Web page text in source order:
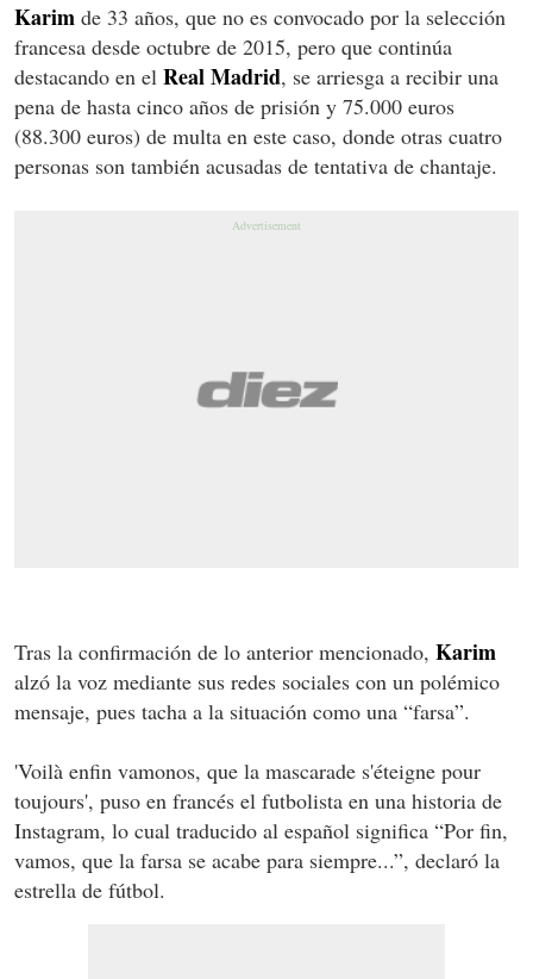
Karim de 33 años, que no es convocado por la selección
francesa desde octubre de 2015, pero que continúa
destacando en el Real Madrid, se arriesga a recibir una
pena de hasta cinco años de prisión y 75.000 euros
(88.300 euros) de multa en este caso, donde otras cuatro
personas son también acusadas de tentativa de chantaje.
Tras la confirmación de lo anterior mencionado, Karim
alzó la voz mediante sus redes sociales con un polémico
mensaje, pues tacha a la situación como una “farsa”.
'Voilà enfin vamonos, que la mascarade s'éteigne pour
toujours', puso en francés el futbolista en una historia de
Instagram, lo cual traducido al español significa “Por fin,
vamos, que la farsa se acabe para siempre...”, declaró la
estrella de fútbol.